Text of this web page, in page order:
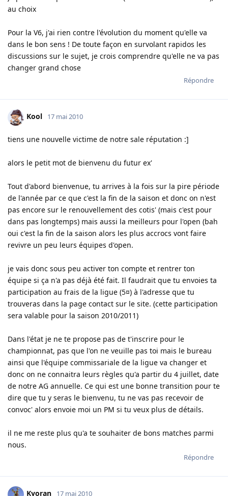
au choix
Pour la V6, j'ai rien contre l'évolution du moment qu'elle va
dans le bon sens ! De toute façon en survolant rapidos les
discussions sur le sujet, je crois comprendre qu'elle ne va pas
changer grand chose
Répondre
Kool 17 mai 2010
tiens une nouvelle victime de notre sale réputation :]
alors le petit mot de bienvenu du futur ex'
Tout d'abord bienvenue, tu arrives à la fois sur la pire période
de l'année par ce que c'est la fin de la saison et donc on n'est
pas encore sur le renouvellement des cotis' (mais c'est pour
dans pas longtemps) mais aussi la meilleurs pour l'open (bah
oui c'est la fin de la saison alors les plus accrocs vont faire
revivre un peu leurs équipes d'open.
je vais donc sous peu activer ton compte et rentrer ton
équipe si ça n'a pas déjà été fait. Il faudrait que tu envoies ta
participation au frais de la ligue (5¤) à l'adresse que tu
trouveras dans la page contact sur le site. (cette participation
sera valable pour la saison 2010/2011)
Dans l'état je ne te propose pas de t'inscrire pour le
championnat, pas que l'on ne veuille pas toi mais le bureau
ainsi que l'équipe commissariale de la ligue va changer et
donc on ne connaitra leurs règles qu'a partir du 4 juillet, date
de notre AG annuelle. Ce qui est une bonne transition pour te
dire que tu y seras le bienvenu, tu ne vas pas recevoir de
convoc' alors envoie moi un PM si tu veux plus de détails.
il ne me reste plus qu'a te souhaiter de bons matches parmi
nous.
Répondre
Kyoran 17 mai 2010